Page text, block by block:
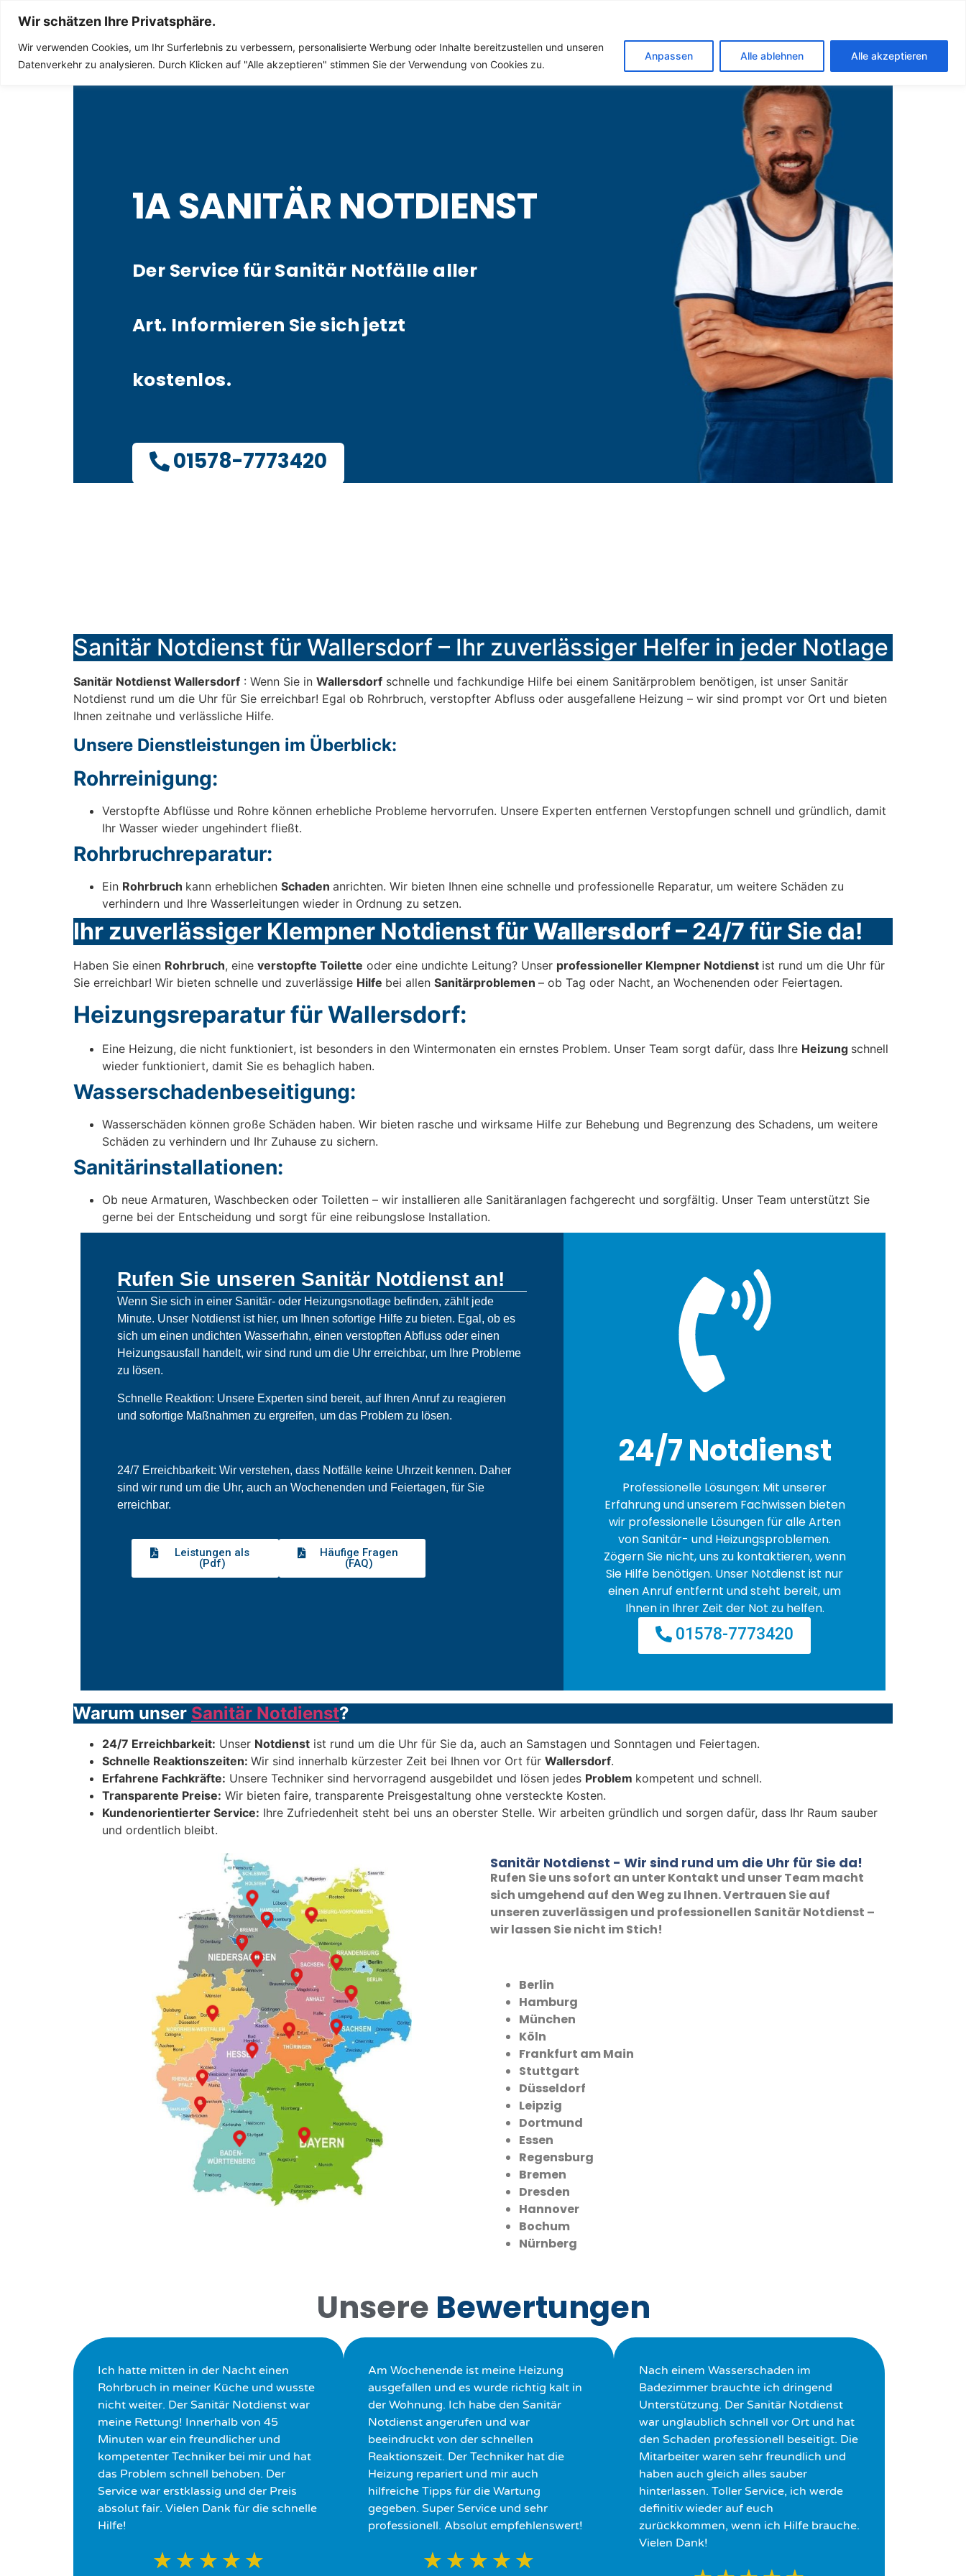
Wir schätzen Ihre Privatsphäre.
Wir verwenden Cookies, um Ihr Surferlebnis zu verbessern, personalisierte Werbung oder Inhalte bereitzustellen und unseren
Datenverkehr zu analysieren. Durch Klicken auf "Alle akzeptieren" stimmen Sie der Verwendung von Cookies zu.
Anpassen Alle ablehnen Alle akzeptieren
Sanitär Notdienst (Klempner) für Wallersdorf
1A SANITÄR NOTDIENST
Der Service für Sanitär Notfälle aller
Art. Informieren Sie sich jetzt
kostenlos.
01578-7773420
Sanitär Notdienst für Wallersdorf – Ihr zuverlässiger Helfer in jeder Notlage
Sanitär Notdienst Wallersdorf : Wenn Sie in Wallersdorf schnelle und fachkundige Hilfe bei einem Sanitärproblem benötigen, ist unser Sanitär
Notdienst rund um die Uhr für Sie erreichbar! Egal ob Rohrbruch, verstopfter Abfluss oder ausgefallene Heizung – wir sind prompt vor Ort und bieten
Ihnen zeitnahe und verlässliche Hilfe.
Unsere Dienstleistungen im Überblick:
Rohrreinigung:
Verstopfte Abflüsse und Rohre können erhebliche Probleme hervorrufen. Unsere Experten entfernen Verstopfungen schnell und gründlich, damit
Ihr Wasser wieder ungehindert fließt.
Rohrbruchreparatur:
Ein Rohrbruch kann erheblichen Schaden anrichten. Wir bieten Ihnen eine schnelle und professionelle Reparatur, um weitere Schäden zu
verhindern und Ihre Wasserleitungen wieder in Ordnung zu setzen.
Ihr zuverlässiger Klempner Notdienst fürWallersdorf– 24/7 für Sie da!
Haben Sie einen Rohrbruch, eine verstopfte Toilette oder eine undichte Leitung? Unser professioneller Klempner Notdienst ist rund um die Uhr für
Sie erreichbar! Wir bieten schnelle und zuverlässige Hilfe bei allen Sanitärproblemen – ob Tag oder Nacht, an Wochenenden oder Feiertagen.
Heizungsreparatur für Wallersdorf:
Eine Heizung, die nicht funktioniert, ist besonders in den Wintermonaten ein ernstes Problem. Unser Team sorgt dafür, dass Ihre Heizung schnell
wieder funktioniert, damit Sie es behaglich haben.
Wasserschadenbeseitigung:
Wasserschäden können große Schäden haben. Wir bieten rasche und wirksame Hilfe zur Behebung und Begrenzung des Schadens, um weitere
Schäden zu verhindern und Ihr Zuhause zu sichern.
Sanitärinstallationen:
Ob neue Armaturen, Waschbecken oder Toiletten – wir installieren alle Sanitäranlagen fachgerecht und sorgfältig. Unser Team unterstützt Sie
gerne bei der Entscheidung und sorgt für eine reibungslose Installation.
Rufen Sie unseren Sanitär Notdienst an!
Wenn Sie sich in einer Sanitär- oder Heizungsnotlage befinden, zählt jede
Minute. Unser Notdienst ist hier, um Ihnen sofortige Hilfe zu bieten. Egal, ob es
sich um einen undichten Wasserhahn, einen verstopften Abfluss oder einen
Heizungsausfall handelt, wir sind rund um die Uhr erreichbar, um Ihre Probleme
zu lösen.
Schnelle Reaktion: Unsere Experten sind bereit, auf Ihren Anruf zu reagieren
und sofortige Maßnahmen zu ergreifen, um das Problem zu lösen.
24/7 Erreichbarkeit: Wir verstehen, dass Notfälle keine Uhrzeit kennen. Daher
sind wir rund um die Uhr, auch an Wochenenden und Feiertagen, für Sie
erreichbar.
Leistungen als
(Pdf)
Häufige Fragen
(FAQ)
24/7 Notdienst
Professionelle Lösungen: Mit unserer
Erfahrung und unserem Fachwissen bieten
wir professionelle Lösungen für alle Arten
von Sanitär- und Heizungsproblemen.
Zögern Sie nicht, uns zu kontaktieren, wenn
Sie Hilfe benötigen. Unser Notdienst ist nur
einen Anruf entfernt und steht bereit, um
Ihnen in Ihrer Zeit der Not zu helfen.
01578-7773420
Warum unser Sanitär Notdienst?
24/7 Erreichbarkeit: Unser Notdienst ist rund um die Uhr für Sie da, auch an Samstagen und Sonntagen und Feiertagen.
Schnelle Reaktionszeiten: Wir sind innerhalb kürzester Zeit bei Ihnen vor Ort für Wallersdorf.
Erfahrene Fachkräfte: Unsere Techniker sind hervorragend ausgebildet und lösen jedes Problem kompetent und schnell.
Transparente Preise: Wir bieten faire, transparente Preisgestaltung ohne versteckte Kosten.
Kundenorientierter Service: Ihre Zufriedenheit steht bei uns an oberster Stelle. Wir arbeiten gründlich und sorgen dafür, dass Ihr Raum sauber
und ordentlich bleibt.
Sanitär Notdienst - Wir sind rund um die Uhr für Sie da!
Rufen Sie uns sofort an unter Kontakt und unser Team macht
sich umgehend auf den Weg zu Ihnen. Vertrauen Sie auf
unseren zuverlässigen und professionellen Sanitär Notdienst –
wir lassen Sie nicht im Stich!
Berlin
Hamburg
München
Köln
Frankfurt am Main
Stuttgart
Düsseldorf
Leipzig
Dortmund
Essen
Regensburg
Bremen
Dresden
Hannover
Bochum
Nürnberg
Unsere Bewertungen
Ich hatte mitten in der Nacht einen
Rohrbruch in meiner Küche und wusste
nicht weiter. Der Sanitär Notdienst war
meine Rettung! Innerhalb von 45
Minuten war ein freundlicher und
kompetenter Techniker bei mir und hat
das Problem schnell behoben. Der
Service war erstklassig und der Preis
absolut fair. Vielen Dank für die schnelle
Hilfe!
★ ★ ★ ★ ★
Am Wochenende ist meine Heizung
ausgefallen und es wurde richtig kalt in
der Wohnung. Ich habe den Sanitär
Notdienst angerufen und war
beeindruckt von der schnellen
Reaktionszeit. Der Techniker hat die
Heizung repariert und mir auch
hilfreiche Tipps für die Wartung
gegeben. Super Service und sehr
professionell. Absolut empfehlenswert!
★ ★ ★ ★ ★
Nach einem Wasserschaden im
Badezimmer brauchte ich dringend
Unterstützung. Der Sanitär Notdienst
war unglaublich schnell vor Ort und hat
den Schaden professionell beseitigt. Die
Mitarbeiter waren sehr freundlich und
haben auch gleich alles sauber
hinterlassen. Toller Service, ich werde
definitiv wieder auf euch
zurückkommen, wenn ich Hilfe brauche.
Vielen Dank!